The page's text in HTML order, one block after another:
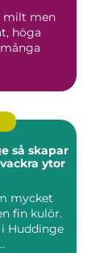
milt men
höga
ytor
mycket
fin kulör.
Huddinge